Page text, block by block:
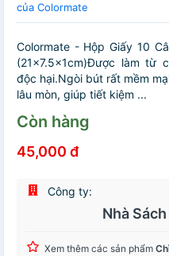
của Colormate
Colormate - Hộp Giấy 10
(21x7.5x1cm)Được làm từ
độc hại.Ngòi bút rất mềm
lâu mòn, giúp tiết kiệm ...
Còn hàng
45,000 đ
Công ty:
Nhà
Xem thêm các sản phẩm